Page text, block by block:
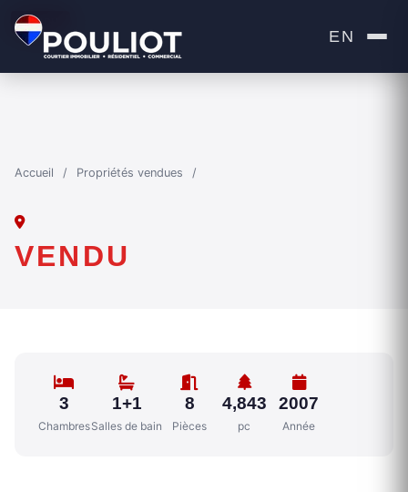
EN
Accueil / Propriétés vendues /
VENDU
VENDU
3
Chambres
1+1
Salles de bain
8
Pièces
4,843
pc
2007
Année